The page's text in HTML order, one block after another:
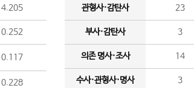
4.205
0.252
0.117
0.228
관형사·감탄사 23
부사·감탄사 3
의존 명사·조사 14
수사·관형사·명사 3